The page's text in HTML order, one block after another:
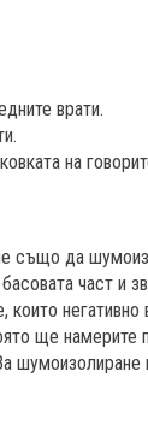
врати.
на
също да
част и
които
ще намерите